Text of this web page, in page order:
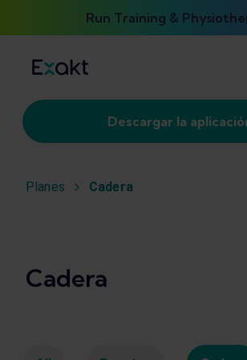
Run Training &
Descargar la
Planes Cadera
Cadera